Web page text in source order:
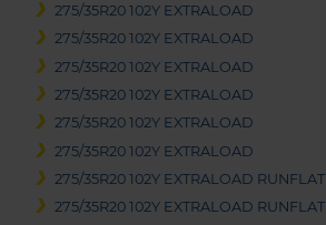
275/35R20 102Y EXTRALOAD
275/35R20 102Y EXTRALOAD
275/35R20 102Y EXTRALOAD
275/35R20 102Y EXTRALOAD
275/35R20 102Y EXTRALOAD
275/35R20 102Y EXTRALOAD
275/35R20 102Y EXTRALOAD RUNFLAT
275/35R20 102Y EXTRALOAD RUNFLAT